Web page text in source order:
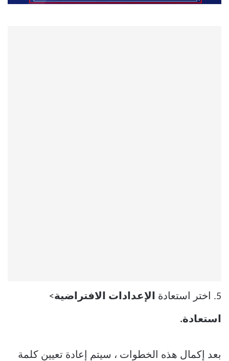
5. اختر استعادة الإعدادات الافتراضية>
استعادة.
بعد إكمال هذه الخطوات ، سيتم إعادة تعيين كلمة